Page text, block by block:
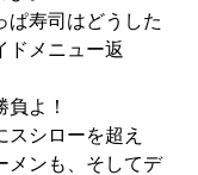
ぱ寿司はどうした
ドメニュー返
よ！
スシローを超え
メンも、そしてデ